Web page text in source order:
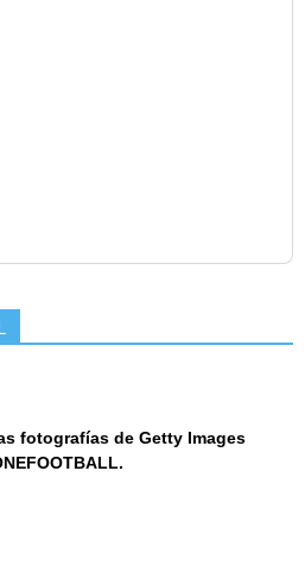
fotografías de Getty Images
OOTBALL.